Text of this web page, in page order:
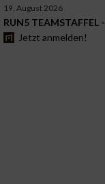
19. August 2026
RUN5 TEAMSTAFFEL
Jetzt anmelden!